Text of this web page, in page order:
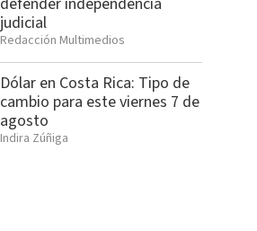
judicial
Redacción Multimedios
Dólar en Costa Rica: Tipo de
cambio para este viernes 7 de
agosto
Indira Zúñiga